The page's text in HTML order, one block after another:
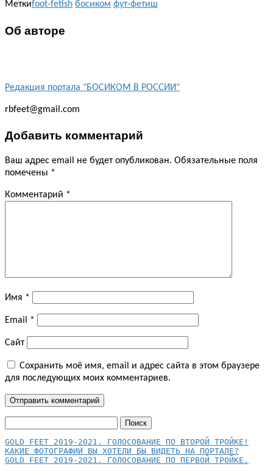
Меткиfoot-fetish босиком фут-фетиш
Об авторе
Редакция портала "БОСИКОМ В РОССИИ"
rbfeet@gmail.com
Добавить комментарий
Ваш адрес email не будет опубликован. Обязательные поля
помечены *
Комментарий *
Имя *
Email *
Сайт
Сохранить моё имя, email и адрес сайта в этом браузере
для последующих моих комментариев.
КАКИЕ ФОТОГРАФИИ ВЫ ХОТЕЛИ БЫ ВИДЕТЬ НА ПОРТАЛЕ?
GOLD FEET 2019-2021. ГОЛОСОВАНИЕ ПО ПЕРВОЙ ТРОЙКЕ.